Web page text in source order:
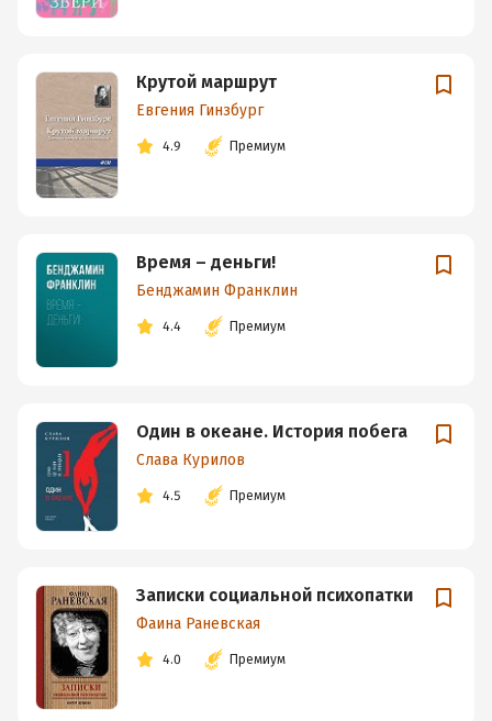
Крутой маршрут
Евгения Гинзбург
4.9 Премиум
Время – деньги!
Бенджамин Франклин
4.4 Премиум
Один в океане. История побега
Слава Курилов
4.5 Премиум
Записки социальной психопатки
Фаина Раневская
4.0 Премиум